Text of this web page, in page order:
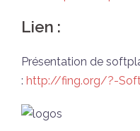
Lien :
Présentation de
: http://fing.org/?-